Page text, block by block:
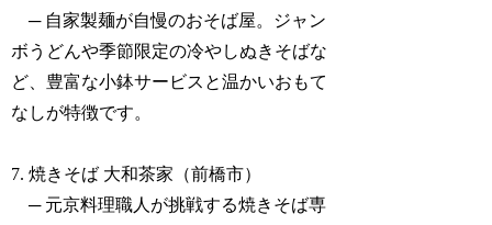
─ 自家製麺が自慢のおそば屋。ジャン
ボうどんや季節限定の冷やしぬきそばな
ど、豊富な小鉢サービスと温かいおもて
なしが特徴です。
7. 焼きそば 大和茶家（前橋市）
─ 元京料理職人が挑戦する焼きそば専